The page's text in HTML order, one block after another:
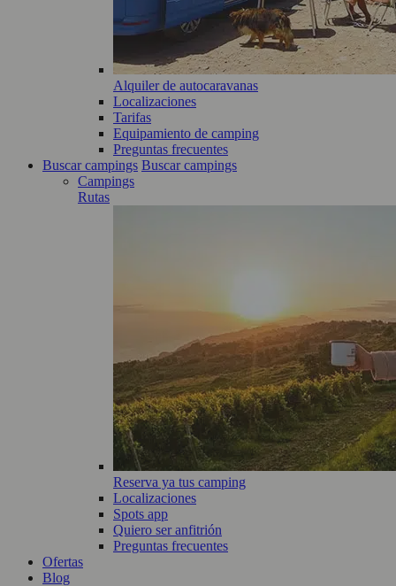
Alquiler de autocaravanas
Localizaciones
Tarifas
Equipamiento de camping
Preguntas frecuentes
Buscar campings Buscar campings
Campings
Rutas
Reserva ya tus camping
Localizaciones
Spots app
Quiero ser anfitrión
Preguntas frecuentes
Ofertas
Blog